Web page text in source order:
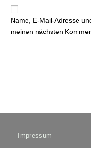
zum
Kommentieren
ein
URL
ein
(optional)
Name, E-Mail-Adresse
meinen nächsten
Impressum